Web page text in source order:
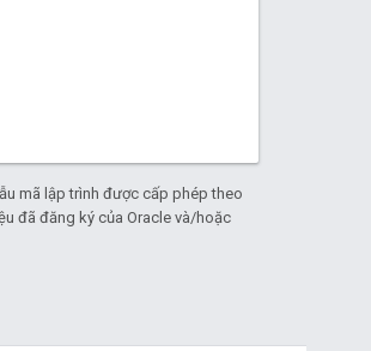
mã lập trình được cấp phép theo
đã đăng ký của Oracle và/hoặc